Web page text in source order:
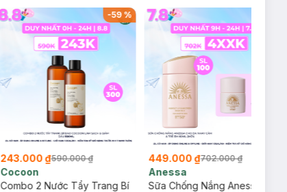
-59%
243.000 ₫590.000 ₫
Cocoon
Combo 2 Nước Tẩy Trang Bí
449.000 ₫702.000 ₫
Anessa
Sữa Chống Nắng Anessa